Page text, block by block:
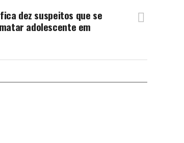
dez suspeitos que se
adolescente em